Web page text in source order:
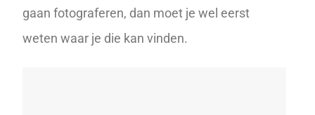
gaan fotograferen, dan moet je wel eerst
weten waar je die kan vinden.